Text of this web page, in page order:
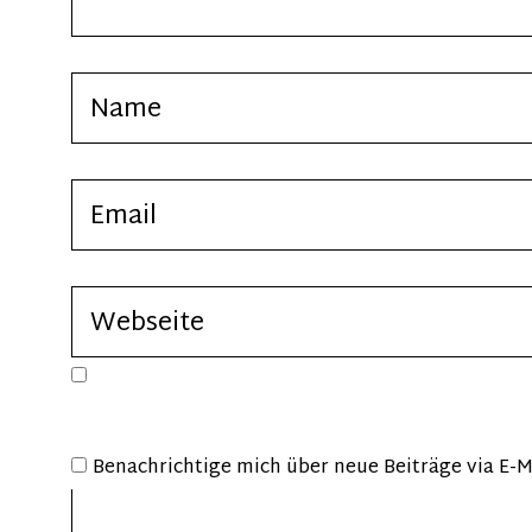
Benachrichtige mich über neue Beiträge via E-